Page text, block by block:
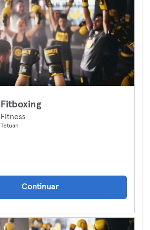
Fitboxing
Fitness
Tetuan
Continuar